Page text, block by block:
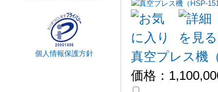
真空プレス機
価格：
個人情報保護方針